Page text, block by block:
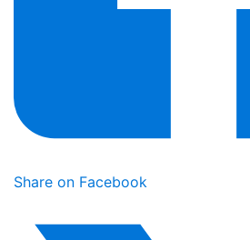
Share on Facebook